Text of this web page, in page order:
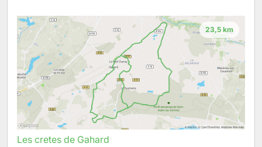
23,5 km
Les cretes de Gahard